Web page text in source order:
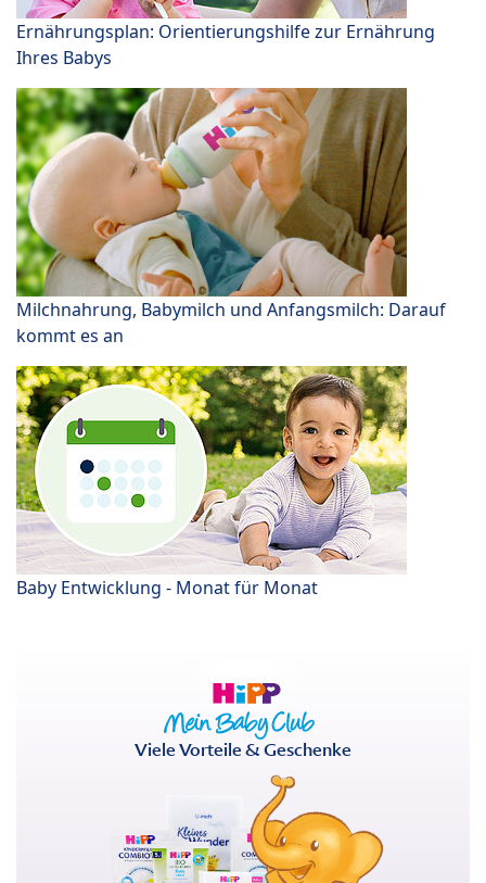
Ernährungsplan: Orientierungshilfe zur Ernährung
Ihres Babys
Milchnahrung, Babymilch und Anfangsmilch: Darauf
kommt es an
Baby Entwicklung - Monat für Monat
Viele Vorteile & Geschenke